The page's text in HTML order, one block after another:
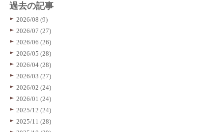
過去の記事
2026/08 (9)
2026/07 (27)
2026/06 (26)
2026/05 (28)
2026/04 (28)
2026/03 (27)
2026/02 (24)
2026/01 (24)
2025/12 (24)
2025/11 (28)